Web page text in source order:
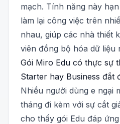
mạch. Tính năng này
làm lại công việc trên
nhau, giúp các nhà thiết
viên đồng bộ hóa dữ liệu
Gói Miro Edu có thực sự
Starter hay Business đắt
Nhiều người dùng e ngại
tháng đi kèm với sự cắt
cho thấy gói Edu đáp